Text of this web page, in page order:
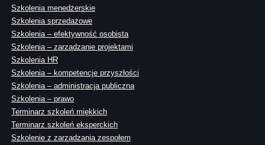
Szkolenia menedżerskie
Szkolenia sprzedażowe
Szkolenia – efektywność osobista
Szkolenia – zarządzanie projektami
Szkolenia HR
Szkolenia – kompetencje przyszłości
Szkolenia – administracja publiczna
Szkolenia – prawo
Terminarz szkoleń miękkich
Terminarz szkoleń eksperckich
Szkolenie z zarządzania zespołem